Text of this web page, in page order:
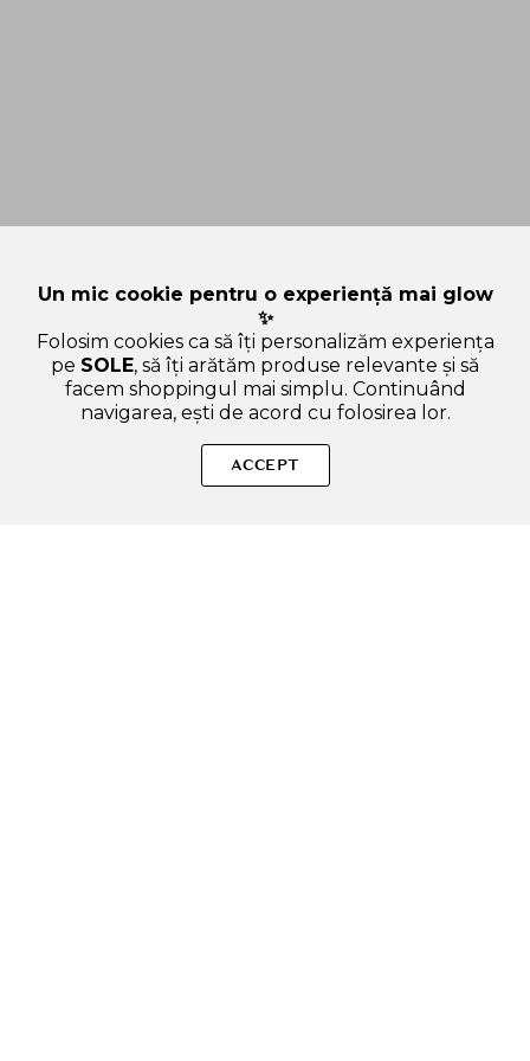
întrebările legate de BBM Girls Beauty Talks: Favoritele de la
SOLE. Dacă mai ai curiozități sau vrei să afli și alte lucruri
Un mic cookie pentru o experiență mai glow
✨
Folosim cookies ca să îți personalizăm experiența
pe SOLE, să îți arătăm produse relevante și să
facem shoppingul mai simplu. Continuând
navigarea, ești de acord cu folosirea lor.
ACCEPT